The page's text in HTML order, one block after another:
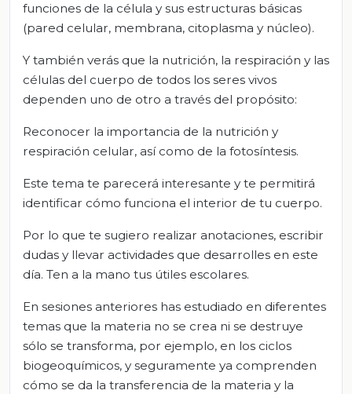
funciones de la célula y sus estructuras básicas
(pared celular, membrana, citoplasma y núcleo).
Y también verás que la nutrición, la respiración y las
células del cuerpo de todos los seres vivos
dependen uno de otro a través del propósito:
Reconocer la importancia de la nutrición y
respiración celular, así como de la fotosíntesis.
Este tema te parecerá interesante y te permitirá
identificar cómo funciona el interior de tu cuerpo.
Por lo que te sugiero realizar anotaciones, escribir
dudas y llevar actividades que desarrolles en este
día. Ten a la mano tus útiles escolares.
En sesiones anteriores has estudiado en diferentes
temas que la materia no se crea ni se destruye
sólo se transforma, por ejemplo, en los ciclos
biogeoquímicos, y seguramente ya comprenden
cómo se da la transferencia de la materia y la